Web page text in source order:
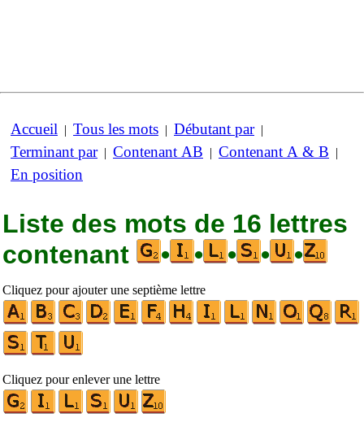
Accueil | Tous les mots | Débutant par|
Terminant par| Contenant AB | Contenant A & B |
En position
Liste des mots de 16 lettres
contenant
• • • • •
Cliquez pour ajouter une septième lettre
Cliquez pour enlever une lettre